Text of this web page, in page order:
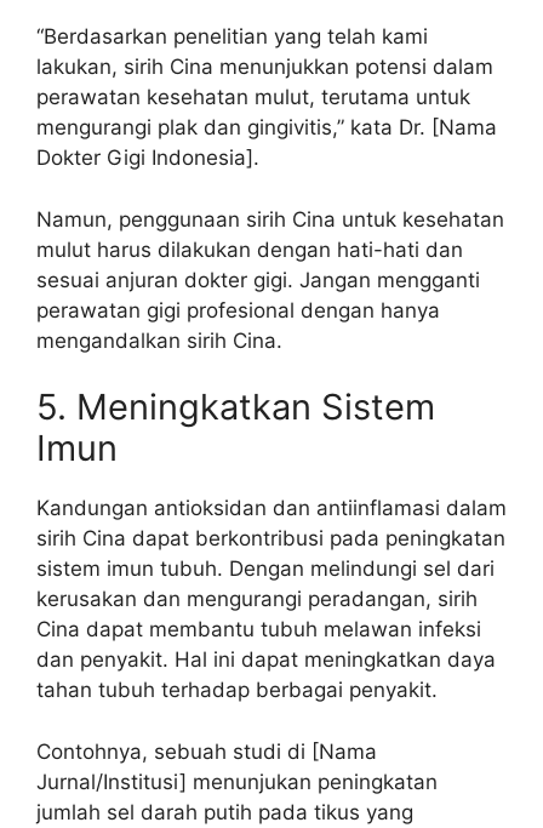
“Berdasarkan penelitian yang telah kami
lakukan, sirih Cina menunjukkan potensi dalam
perawatan kesehatan mulut, terutama untuk
mengurangi plak dan gingivitis,” kata Dr. [Nama
Dokter Gigi Indonesia].
Namun, penggunaan sirih Cina untuk kesehatan
mulut harus dilakukan dengan hati-hati dan
sesuai anjuran dokter gigi. Jangan mengganti
perawatan gigi profesional dengan hanya
mengandalkan sirih Cina.
5. Meningkatkan Sistem
Imun
Kandungan antioksidan dan antiinflamasi dalam
sirih Cina dapat berkontribusi pada peningkatan
sistem imun tubuh. Dengan melindungi sel dari
kerusakan dan mengurangi peradangan, sirih
Cina dapat membantu tubuh melawan infeksi
dan penyakit. Hal ini dapat meningkatkan daya
tahan tubuh terhadap berbagai penyakit.
Contohnya, sebuah studi di [Nama
Jurnal/Institusi] menunjukan peningkatan
jumlah sel darah putih pada tikus yang